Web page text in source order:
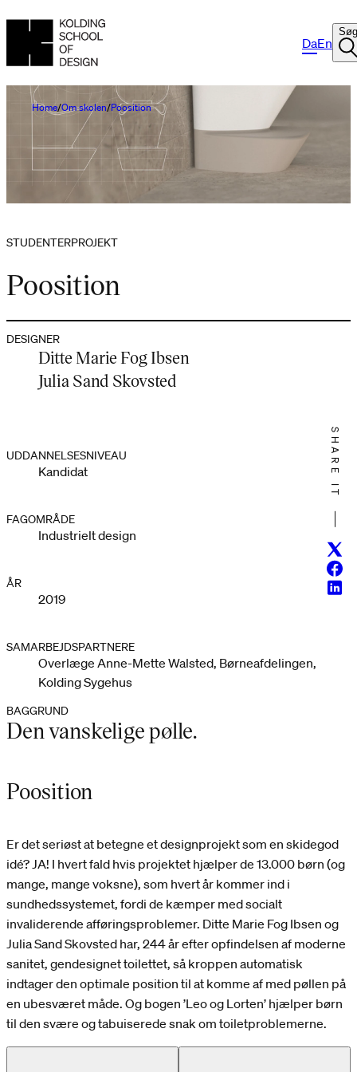
DaEn
Søg
Home Om skolen Poosition
STUDENTERPROJEKT
Poosition
DESIGNER
Ditte Marie Fog Ibsen
Julia Sand Skovsted
UDDANNELSESNIVEAU
Kandidat
FAGOMRÅDE
Industrielt design
ÅR
2019
SAMARBEJDSPARTNERE
Overlæge Anne-Mette Walsted, Børneafdelingen,
Kolding Sygehus
SHARE IT
BAGGRUND
Den vanskelige pølle.
Poosition
Er det seriøst at betegne et designprojekt som en skidegod
idé? JA! I hvert fald hvis projektet hjælper de 13.000 børn (og
mange, mange voksne), som hvert år kommer ind i
sundhedssystemet, fordi de kæmper med socialt
invaliderende afføringsproblemer. Ditte Marie Fog Ibsen og
Julia Sand Skovsted har, 244 år efter opfindelsen af moderne
sanitet, gendesignet toilettet, så kroppen automatisk
indtager den optimale position til at komme af med pøllen på
en ubesværet måde. Og bogen ’Leo og Lorten’ hjælper børn
til den svære og tabuiserede snak om toiletproblemerne.